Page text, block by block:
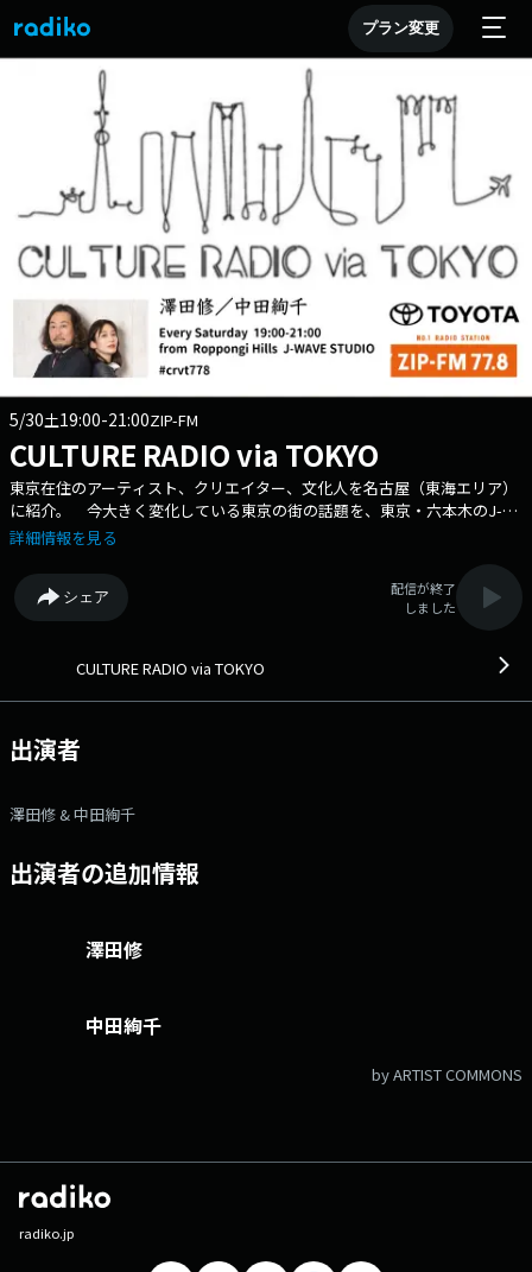
プラン変更
5/30土19:00-21:00ZIP-FM
CULTURE RADIO via TOKYO
東京在住のアーティスト、クリエイター、文化人を名古屋（東海エリア）
に紹介。 今大きく変化している東京の街の話題を、東京・六本木のJ-
WAVEのスタジオから伝えます。 「東京発信」ではなく、「東京経由」
（提供：TOYOTA）
詳細情報を見る
シェア
配信が終了
しました
CULTURE RADIO via TOKYO
出演者
澤田修 & 中田絢千
出演者の追加情報
澤田修
中田絢千
by ARTIST COMMONS
radiko.jp